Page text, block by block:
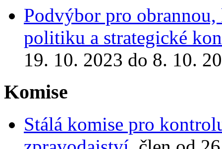
Podvýbor pro
politiku a strategické
19. 10. 2023 do 8. 10.
Komise
Stálá komise pro